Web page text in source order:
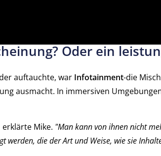
Oder ein
auftauchte, war Infotainment-die
ausmacht. In immersiven
erklärte Mike. "Man kann von ihnen nicht
werden, die der Art und Weise, wie sie